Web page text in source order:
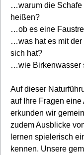
…warum die Schafe
heißen?
…ob es eine
…was hat es mit der
sich hat?
…wie Birkenwasser
Auf dieser
auf Ihre Fragen eine
erkunden wir
zudem Ausblicke
lernen spielerisch
kennen. Unsere